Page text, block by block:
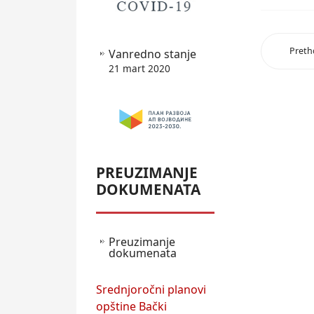
Vanredno stanje
21 mart 2020
PREUZIMANJE
DOKUMENATA
Preuzimanje
dokumenata
Srednjoročni planovi
opštine Bački